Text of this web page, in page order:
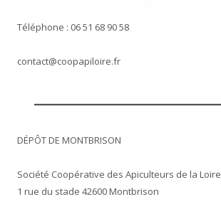
Téléphone : 06 51 68 90 58
contact@coopapiloire.fr
DÉPÔT DE MONTBRISON
Société Coopérative des Apiculteurs de la Loire
1 rue du stade 42600 Montbrison